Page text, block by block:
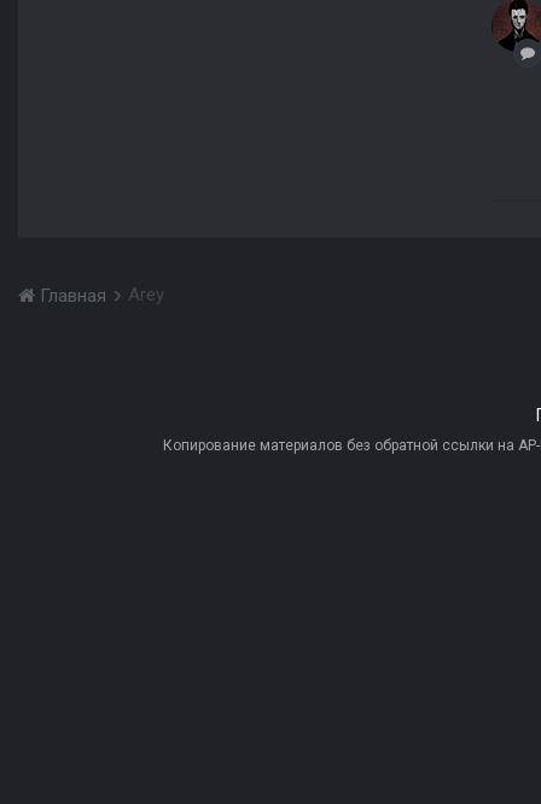
Главная Arey
Копирование материалов без обратной ссылки на